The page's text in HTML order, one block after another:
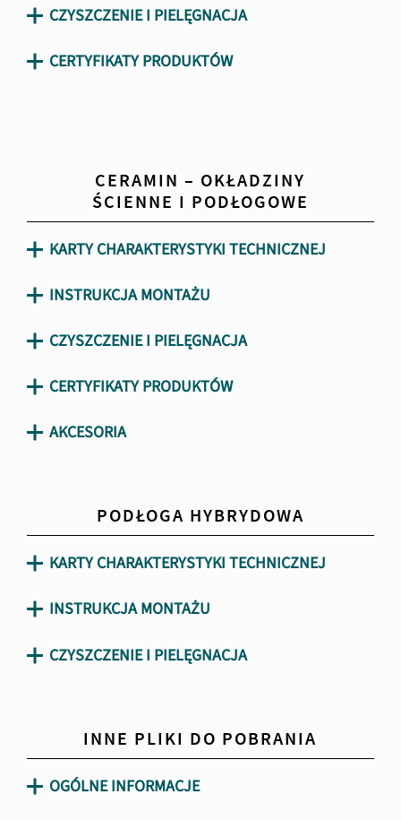
CZYSZCZENIE I PIELĘGNACJA
CERTYFIKATY PRODUKTÓW
CERAMIN – OKŁADZINY
ŚCIENNE I PODŁOGOWE
KARTY CHARAKTERYSTYKI TECHNICZNEJ
INSTRUKCJA MONTAŻU
CZYSZCZENIE I PIELĘGNACJA
CERTYFIKATY PRODUKTÓW
AKCESORIA
PODŁOGA HYBRYDOWA
KARTY CHARAKTERYSTYKI TECHNICZNEJ
INSTRUKCJA MONTAŻU
CZYSZCZENIE I PIELĘGNACJA
INNE PLIKI DO POBRANIA
OGÓLNE INFORMACJE